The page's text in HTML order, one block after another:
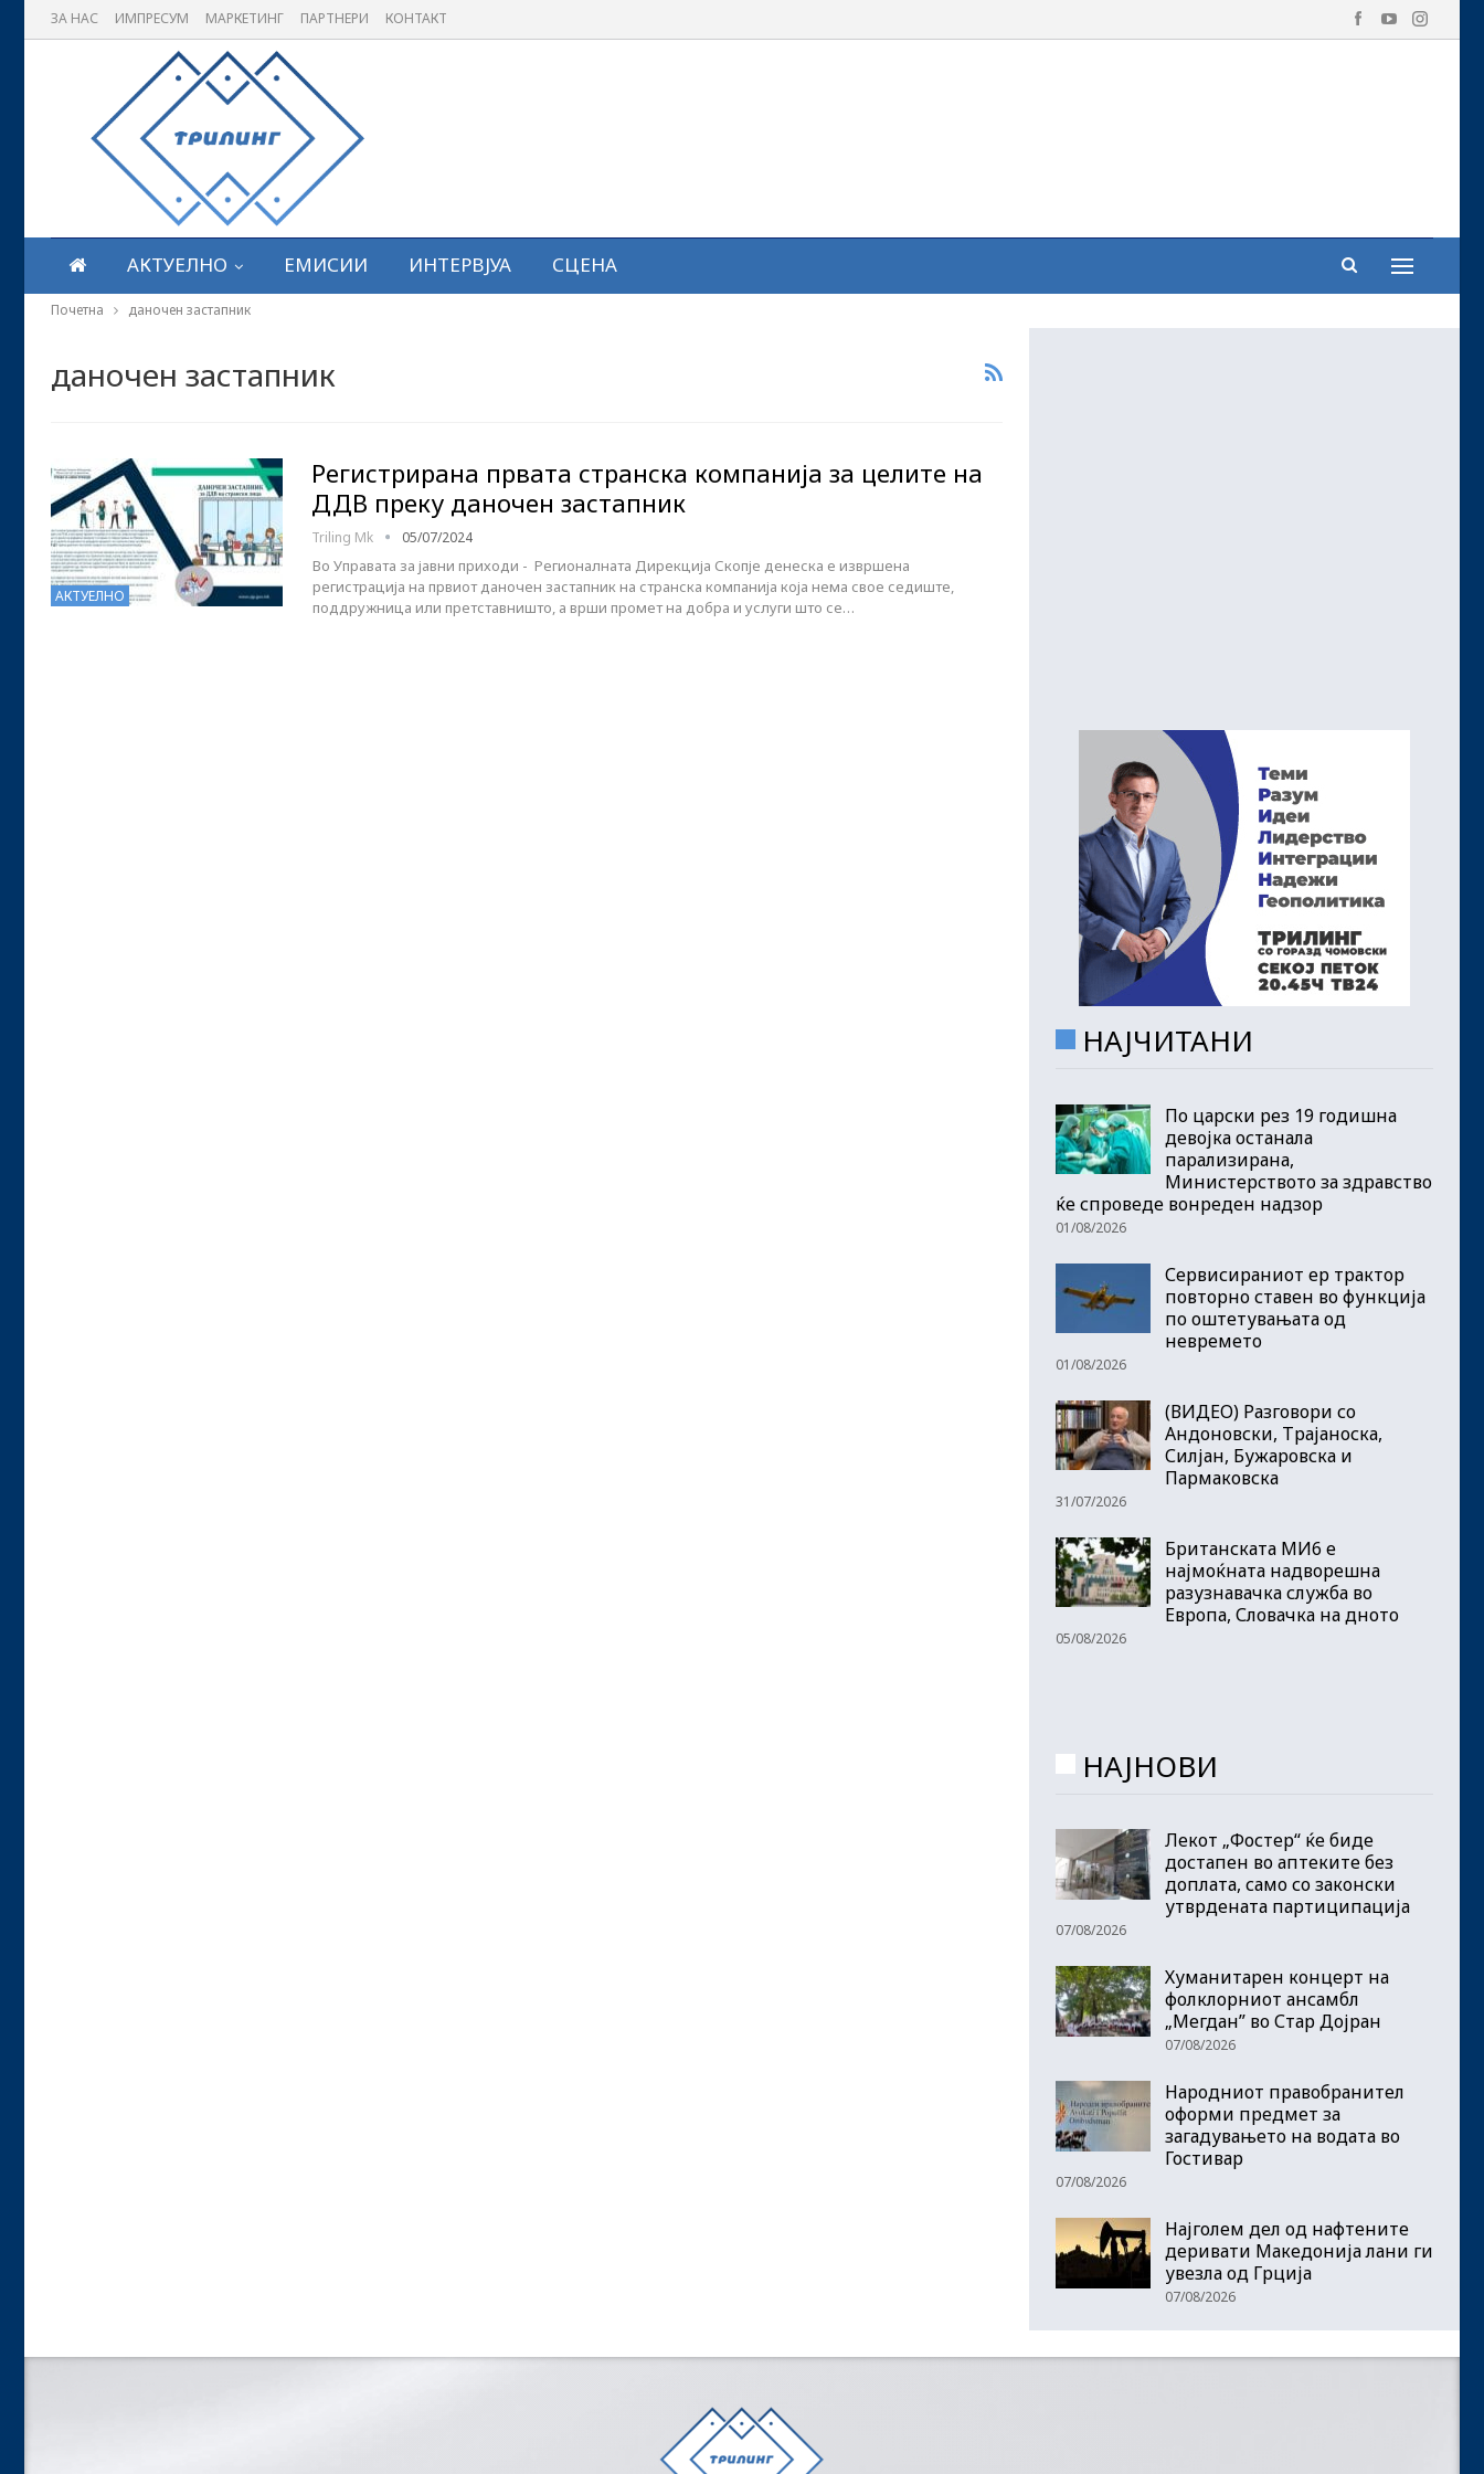
ЗА НАС ИМПРЕСУМ МАРКЕТИНГ ПАРТНЕРИ КОНТАКТ
АКТУЕЛНО ЕМИСИИ ИНТЕРВЈУА СЦЕНА
Почетна даночен застапник
даночен застапник
АКТУЕЛНО
Регистрирана првата странска компанија за целите на
ДДВ преку даночен застапник
Triling Mk 05/07/2024
Во Управата за јавни приходи - Регионалната Дирекција Скопје денеска е извршена
регистрација на првиот даночен застапник на странска компанија која нема свое седиште,
поддружница или претставништо, а врши промет на добра и услуги што се…
НАЈЧИТАНИ
По царски рез 19 годишна
девојка останала
парализирана,
Министерството за здравство
ќе спроведе вонреден надзор
01/08/2026
Сервисираниот ер трактор
повторно ставен во функција
по оштетувањата од
невремето
01/08/2026
(ВИДЕО) Разговори со
Андоновски, Трајаноска,
Силјан, Бужаровска и
Пармаковска
31/07/2026
Британската МИ6 е
најмоќната надворешна
разузнавачка служба во
Европа, Словачка на дното
05/08/2026
НАЈНОВИ
Лекот „Фостер“ ќе биде
достапен во аптеките без
доплата, само со законски
утврдената партиципација
07/08/2026
Хуманитарен концерт на
фолклорниот ансамбл
„Мегдан” во Стар Дојран
07/08/2026
Народниот правобранител
оформи предмет за
загадувањето на водата во
Гостивар
07/08/2026
Најголем дел од нафтените
деривати Македонија лани ги
увезла од Грција
07/08/2026